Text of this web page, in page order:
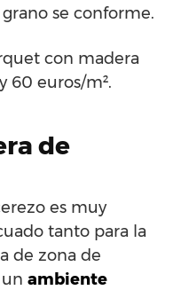
se conforme.
con madera
60 euros/m².
de
es muy
tanto para la
de zona de
ambiente